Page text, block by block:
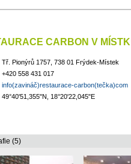
CARBON V
Tř. Pionýrů 1757, 738 01 Frýdek-Místek
+420 558 431 017
info(zavináč)restaurace-carbon(tečka)com
49°40'51,355"N, 18°20'22,045"E
(5)